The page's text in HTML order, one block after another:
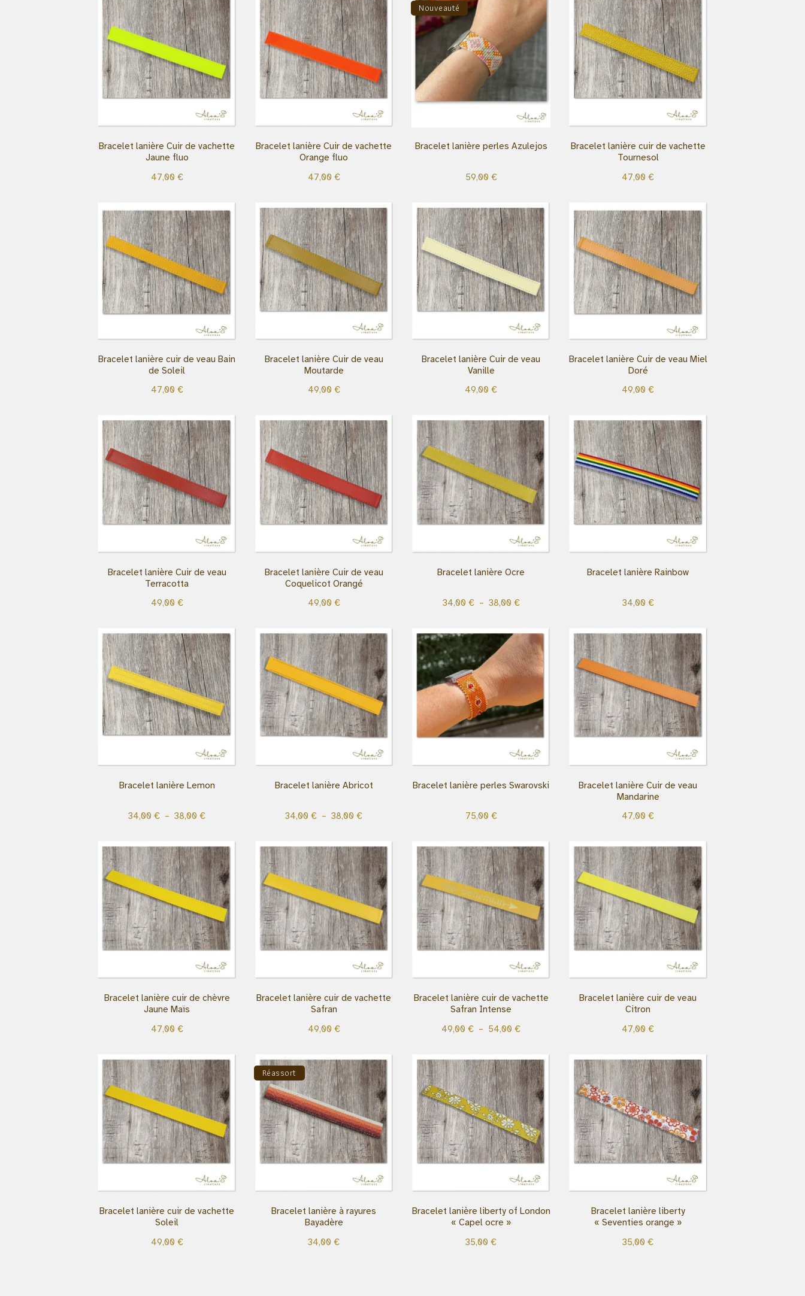
Bracelet lanière Cuir de vachette
Jaune fluo
47,00 €
Bracelet lanière Cuir de vachette
Orange fluo
47,00 €
Nouveauté
Bracelet lanière perles Azulejos
59,00 €
Bracelet lanière cuir de vachette
Tournesol
47,00€
Bracelet lanière cuir de veau Bain
de Soleil
47,00 €
Bracelet lanière Cuir de veau
Moutarde
49,00 €
Bracelet lanière Cuir de veau
Vanille
49,00€
Bracelet lanière Cuir de veau Miel
Doré
49,00€
Bracelet lanière Cuir de veau
Terracotta
49,00 €
Bracelet lanière Cuir de veau
Coquelicot Orangé
49,00 €
Bracelet lanière Ocre
34,00 € – 38,00 €
Bracelet lanière Rainbow
34,00 €
Bracelet lanière Lemon
34,00€ – 38,00€
Bracelet lanière Abricot
34,00€ – 38,00€
Bracelet lanière perles Swarovski
75,00 €
Bracelet lanière Cuir de veau
Mandarine
47,00€
Bracelet lanière cuir de chèvre
Jaune Maïs
47,00 €
Bracelet lanière cuir de vachette
Safran
49,00 €
Bracelet lanière cuir de vachette
Safran Intense
49,00€ – 54,00€
Bracelet lanière cuir de veau
Citron
47,00€
Bracelet lanière cuir de vachette
Soleil
49,00 €
Réassort
Bracelet lanière à rayures
Bayadère
34,00€
Bracelet lanière liberty of London
« Capel ocre »
35,00€
Bracelet lanière liberty
« Seventies orange »
35,00€